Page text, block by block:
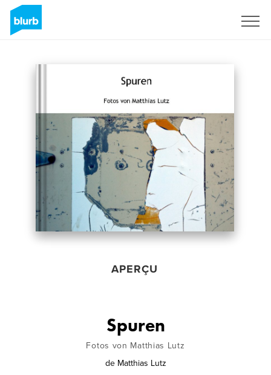
APERÇU
Spuren
Fotos von Matthias Lutz
de Matthias Lutz